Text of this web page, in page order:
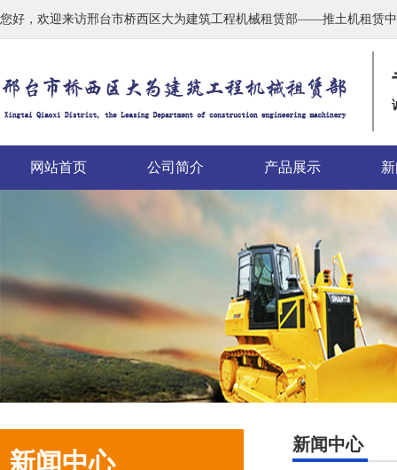
您好，欢迎来访邢台市桥西区大为建筑工程机械租赁部——推土机租赁
网站首页 公司简介 产品展示
新闻中心
新闻中心